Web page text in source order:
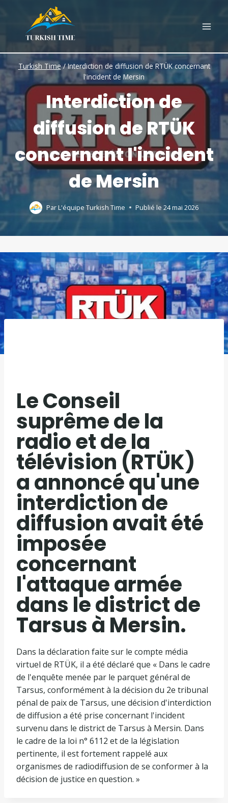
content
Turkish Time/Interdiction de diffusion de RTÜK concernant
l'incident de Mersin
Interdiction de
diffusion de RTÜK
concernant l'incident
de Mersin
ParL'équipe Turkish Time Publié le 24 mai 2026
Le Conseil
suprême de la
radio et de la
télévision (RTÜK)
a annoncé qu'une
interdiction de
diffusion avait été
imposée
concernant
l'attaque armée
dans le district de
Tarsus à Mersin.
Dans la déclaration faite sur le compte média
virtuel de RTÜK, il a été déclaré que « Dans le cadre
de l'enquête menée par le parquet général de
Tarsus, conformément à la décision du 2e tribunal
pénal de paix de Tarsus, une décision d'interdiction
de diffusion a été prise concernant l'incident
survenu dans le district de Tarsus à Mersin. Dans
le cadre de la loi n° 6112 et de la législation
pertinente, il est fortement rappelé aux
organismes de radiodiffusion de se conformer à la
décision de justice en question. »